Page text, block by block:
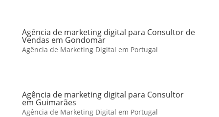
Agência de marketing digital para Consultor de
Vendas em Gondomar
Agência de Marketing Digital em Portugal
Agência de marketing digital para Consultor
em Guimarães
Agência de Marketing Digital em Portugal